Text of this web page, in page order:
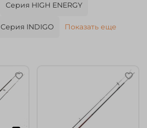
Серия HIGH ENERGY
Серия INDIGO Показать еще